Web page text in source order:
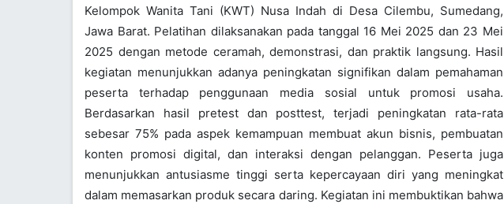
Kelompok Wanita Tani (KWT) Nusa Indah di Desa Cilembu, Sumedang,
Jawa Barat. Pelatihan dilaksanakan pada tanggal 16 Mei 2025 dan 23 Mei
2025 dengan metode ceramah, demonstrasi, dan praktik langsung. Hasil
kegiatan menunjukkan adanya peningkatan signifikan dalam pemahaman
peserta terhadap penggunaan media sosial untuk promosi usaha.
Berdasarkan hasil pretest dan posttest, terjadi peningkatan rata-rata
sebesar 75% pada aspek kemampuan membuat akun bisnis, pembuatan
konten promosi digital, dan interaksi dengan pelanggan. Peserta juga
menunjukkan antusiasme tinggi serta kepercayaan diri yang meningkat
dalam memasarkan produk secara daring. Kegiatan ini membuktikan bahwa